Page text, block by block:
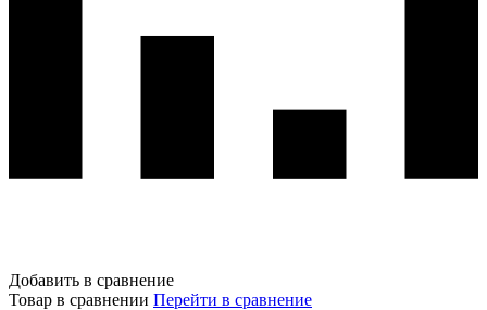
Добавить в сравнение
Товар в сравнении Перейти в сравнение